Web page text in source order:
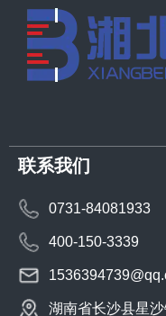
联系我们
0731-84081933
400-150-3339
湖南省长沙县星